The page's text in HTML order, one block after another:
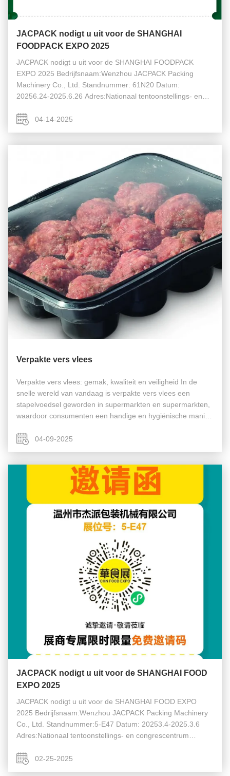
JACPACK nodigt u uit voor de SHANGHAI
FOODPACK EXPO 2025
JACPACK nodigt u uit voor de SHANGHAI FOODPACK
EXPO 2025 Bedrijfsnaam:Wenzhou JACPACK Packing
Machinery Co., Ltd. Standnummer: 61N20 Datum:
20256.24-2025.6.26 Adres:Nationaal tentoonstellings- en
04-14-2025
Verpakte vers vlees
Verpakte vers vlees: gemak, kwaliteit en veiligheid In de
snelle wereld van vandaag is verpakte vers vlees een
stapelvoedsel geworden in supermarkten en supermarkten,
waardoor consumenten een handige en hygiënische manier
voorgeportioned, verzegelde ...
04-09-2025
JACPACK nodigt u uit voor de SHANGHAI FOOD
EXPO 2025
JACPACK nodigt u uit voor de SHANGHAI FOOD EXPO
2025 Bedrijfsnaam:Wenzhou JACPACK Packing Machinery
Co., Ltd. Standnummer:5-E47 Datum: 20253.4-2025.3.6
Adres:Nationaal tentoonstellings- en congrescentrum
02-25-2025